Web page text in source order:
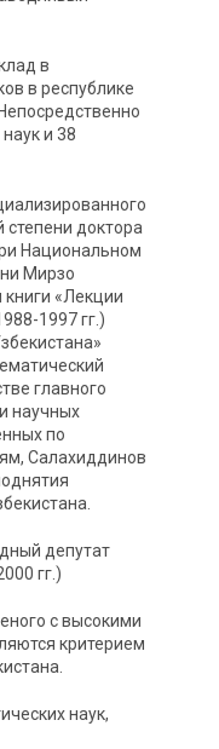
в
в республике
и 38
доктора
Национальном
Мирзо
книги «Лекции
1997 гг.)
главного
научных
по
Салахиддинов
депутат
гг.)
с высокими
критерием
наук,